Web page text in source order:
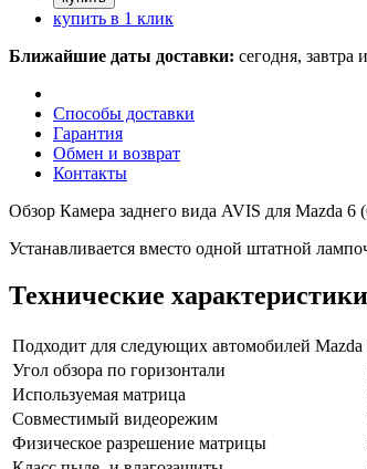
купить в 1 клик
Ближайшие даты доставки: сегодня,
Способы доставки
Гарантия
Обмен и возврат
Контакты
Обзор Камера заднего вида AVIS для Mazda 6
Устанавливается вместо одной штатной
Технические характеристики
Подходит для следующих автомобилей Mazda
Угол обзора по горизонтали
Используемая матрица
Совместимый видеорежим
Физическое разрешение матрицы